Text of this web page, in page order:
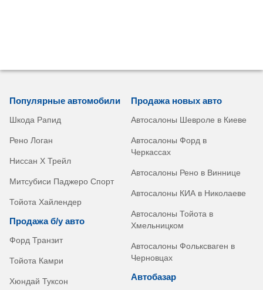
Популярные автомобили
Шкода Рапид
Рено Логан
Ниссан Х Трейл
Митсубиси Паджеро Спорт
Тойота Хайлендер
Продажа б/у авто
Форд Транзит
Тойота Камри
Хюндай Туксон
Продажа новых авто
Автосалоны Шевроле в Киеве
Автосалоны Форд в
Черкассах
Автосалоны Рено в Виннице
Автосалоны КИА в Николаеве
Автосалоны Тойота в
Хмельницком
Автосалоны Фольксваген в
Черновцах
Автобазар